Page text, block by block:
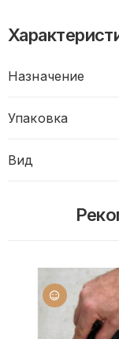
Назначение
Упаковка
Вид